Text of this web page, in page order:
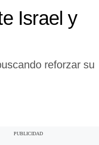
Israel y
reforzar su